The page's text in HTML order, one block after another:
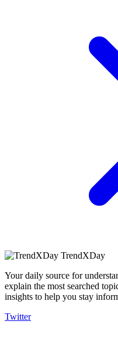
TrendXDay
Your daily source for
explain the most searched
insights to help you stay
Twitter